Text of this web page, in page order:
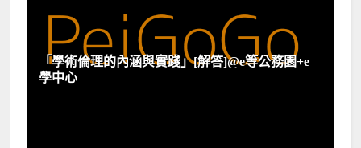
「學術倫理的內涵與實踐」[解答]@e等公務園+e
學中心